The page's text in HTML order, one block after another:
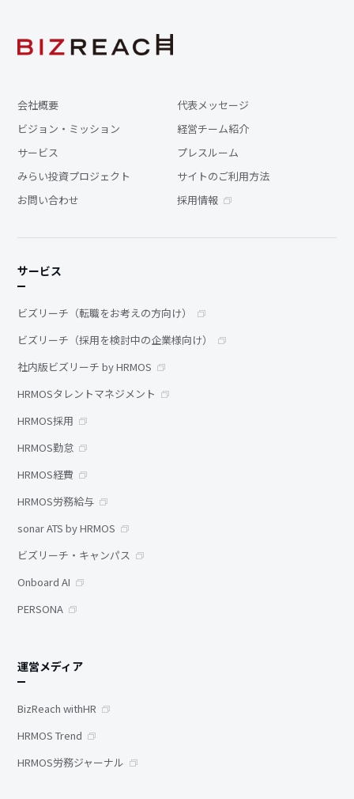
会社概要
代表メッセージ
ビジョン・ミッション
経営チーム紹介
サービス
プレスルーム
みらい投資プロジェクト
サイトのご利用方法
お問い合わせ
採用情報
サービス
ビズリーチ（転職をお考えの方向け）
ビズリーチ（採用を検討中の企業様向け）
社内版ビズリーチ by HRMOS
HRMOSタレントマネジメント
HRMOS採用
HRMOS勤怠
HRMOS経費
HRMOS労務給与
sonar ATS by HRMOS
ビズリーチ・キャンパス
Onboard AI
PERSONA
運営メディア
BizReach withHR
HRMOS Trend
HRMOS労務ジャーナル